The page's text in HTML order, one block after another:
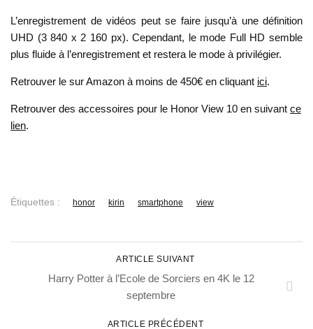
L’enregistrement de vidéos peut se faire jusqu’à une définition
UHD (3 840 x 2 160 px). Cependant, le mode Full HD semble
plus fluide à l’enregistrement et restera le mode à privilégier.
Retrouver le sur Amazon à moins de 450€ en cliquant ici.
Retrouver des accessoires pour le Honor View 10 en suivant ce
lien.
Étiquettes : honor kirin smartphone view
ARTICLE SUIVANT
Harry Potter à l’Ecole de Sorciers en 4K le 12
septembre
ARTICLE PRÉCÉDENT